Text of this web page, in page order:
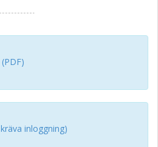
of steps as sites for
provides an understanding that
inloggning)